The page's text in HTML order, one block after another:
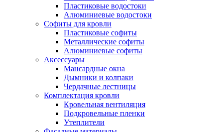
Пластиковые водостоки
Алюминиевые водостоки
Софиты для кровли
Пластиковые софиты
Металлические софиты
Алюминиевые софиты
Аксессуары
Мансардные окна
Дымники и колпаки
Чердачные лестницы
Комплектация кровли
Кровельная вентиляция
Подкровельные пленки
Утеплители